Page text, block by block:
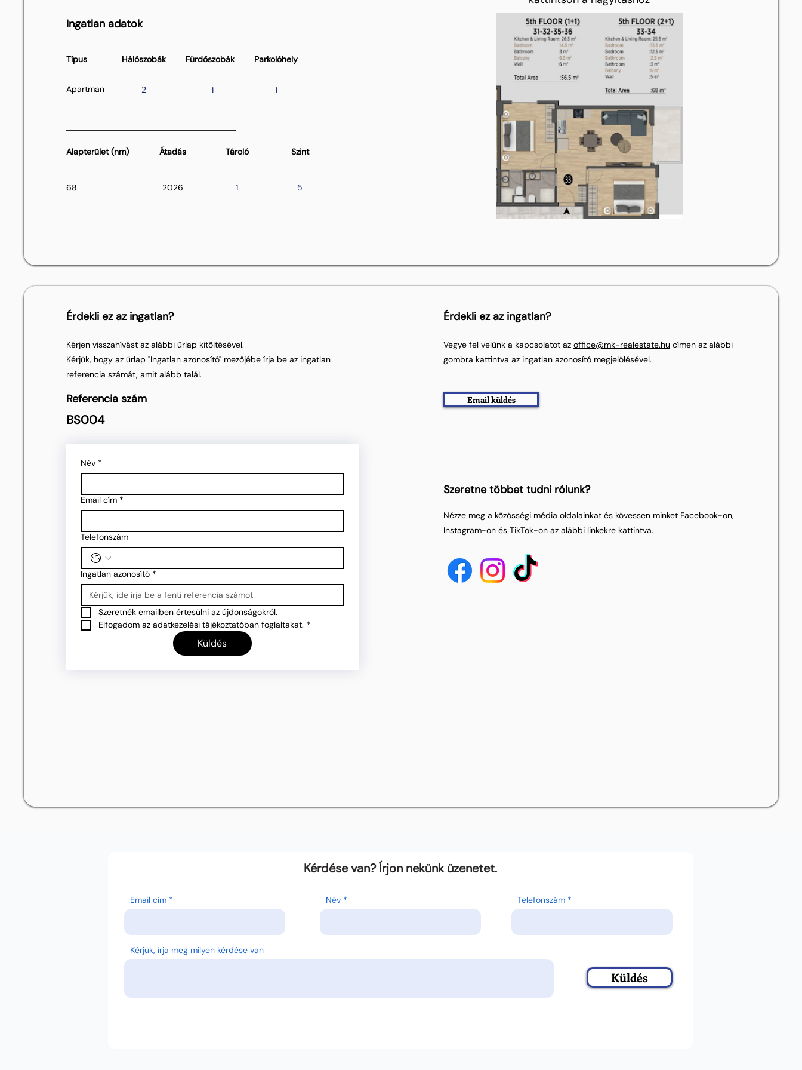
Ingatlan adatok
Típus Hálószobák
Apartman 2
Fürdőszobák
1
Parkolóhely
1
Alapterület (nm) Átadás Tároló
68 2026 1
Szint
5
Érdekli ez az ingatlan?
Kérjen visszahívást az alábbi űrlap kitöltésével.
Kérjük, hogy az űrlap "Ingatlan azonosító" mezőjébe írja be az ingatlan
referencia számát, amit alább talál.
Referencia szám
BS004
Név *
Email cím *
Telefonszám
Ingatlan azonosító *
Szeretnék emailben értesülni az újdonságokról.
Elfogadom az adatkezelési tájékoztatóban foglaltakat. *
Küldés
Érdekli ez az ingatlan?
Vegye fel velünk a kapcsolatot az office@mk-realestate.hu címen az alábbi
gombra kattintva az ingatlan azonosító megjelölésével.
Email küldés
Szeretne többet tudni rólunk?
Nézze meg a közösségi média oldalainkat és kövessen minket Facebook-on,
Instagram-on és TikTok-on az alábbi linkekre kattintva.
Kérdése van? Írjon nekünk üzenetet.
Email cím Név Telefonszám
Kérjük, írja meg milyen kérdése van
Küldés